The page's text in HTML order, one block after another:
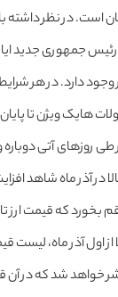
است. در نظر داشته
جمهوری جدید
دارد. در هر
هایک ویژن تا پایان
روزهای آتی دوباره
در آذر ماه شاهد
از اول آذر ماه،
خواهد شد که در